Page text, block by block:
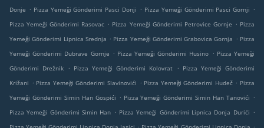
Donje . Pizza Yemeği Gönderimi Pasci Donji . Pizza Yemeği Gönderimi Pasci Gornji .
Pizza Yemeği Gönderimi Rasovac . Pizza Yemeği Gönderimi Petrovice Gornje . Pizza
Yemeği Gönderimi Lipnica Srednja . Pizza Yemeği Gönderimi Grabovica Gornja . Pizza
Yemeği Gönderimi Dubrave Gornje . Pizza Yemeği Gönderimi Husino . Pizza Yemeği
Gönderimi Drežnik
. Pizza Yemeği Gönderimi Kolovrat . Pizza Yemeği Gönderimi
Križani . Pizza Yemeği Gönderimi Slavinovići . Pizza Yemeği Gönderimi Hudeč . Pizza
Yemeği Gönderimi Simin Han Gospići . Pizza Yemeği Gönderimi Simin Han Tanovići .
Pizza Yemeği Gönderimi Simin Han . Pizza Yemeği Gönderimi Lipnica Donja Durići .
. .